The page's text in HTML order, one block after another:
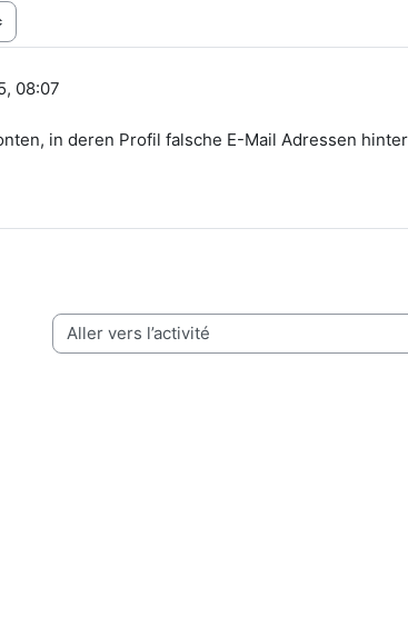
08:07
in deren Profil falsche E-Mail Adressen
Aller vers l’activité